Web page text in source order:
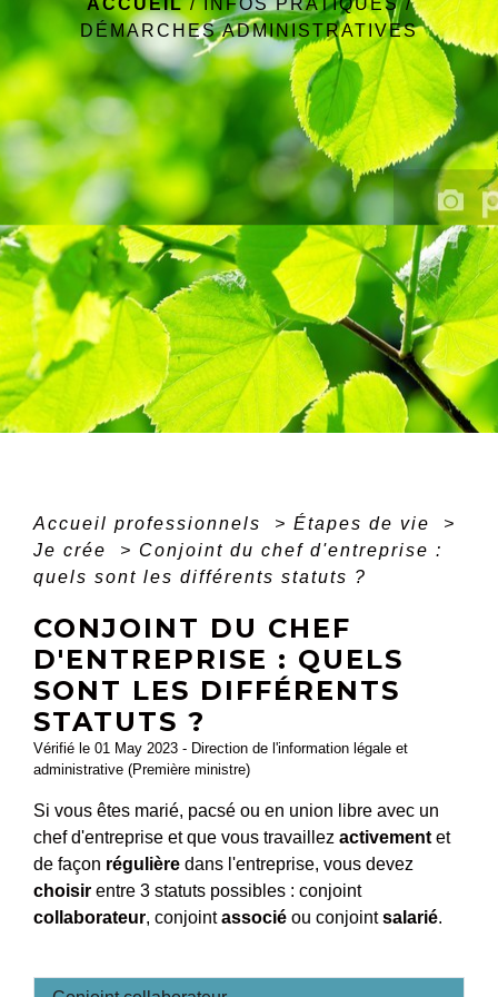
ACCUEIL/INFOS PRATIQUES/
DÉMARCHES ADMINISTRATIVES
Accueil professionnels > Étapes de vie
>
Je crée
> Conjoint du chef d'entreprise :
quels sont les différents statuts ?
CONJOINT DU CHEF
D'ENTREPRISE : QUELS
SONT LES DIFFÉRENTS
STATUTS ?
Vérifié le 01 May 2023 - Direction de l'information légale et
administrative (Première ministre)
Si vous êtes marié, pacsé ou en union libre avec un
chef d'entreprise et que vous travaillez activement et
de façon régulière dans l'entreprise, vous devez
choisir entre 3 statuts possibles : conjoint
collaborateur, conjointassocié ou conjointsalarié.